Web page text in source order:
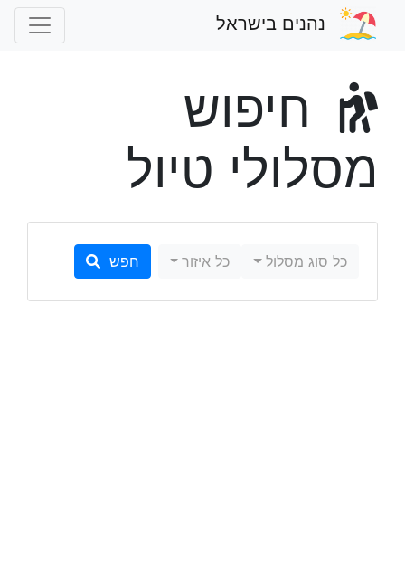
נהנים בישראל
חיפוש
מסלולי טיול
Trail type
כל סוג מסלול
איזור
כל איזור חפש